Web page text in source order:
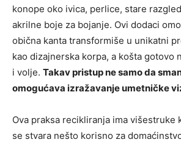
konope oko ivica, perlice, stare
akrilne boje za bojanje. Ovi dodaci
obična kanta transformiše u unikatni
kao dizajnerska korpa, a košta gotovo
i volje. Takav pristup ne samo da
omogućava izražavanje umetničke
Ova praksa recikliranja ima višestruke
se stvara nešto korisno za